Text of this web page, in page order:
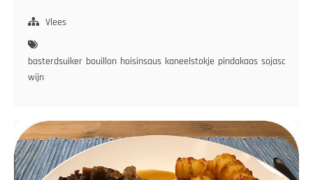
Vlees
basterdsuiker bouillon hoisinsaus kaneelstokje pindakaas sojasaus
wijn